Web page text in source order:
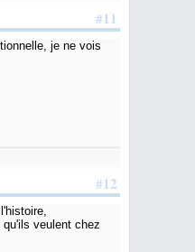
#11
je ne vois
#12
veulent chez